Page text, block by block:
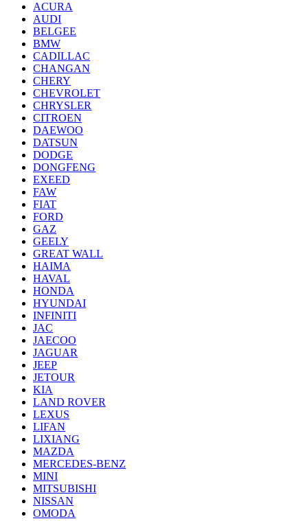
ACURA
AUDI
BELGEE
BMW
CADILLAC
CHANGAN
CHERY
CHEVROLET
CHRYSLER
CITROEN
DAEWOO
DATSUN
DODGE
DONGFENG
EXEED
FAW
FIAT
FORD
GAZ
GEELY
GREAT WALL
HAIMA
HAVAL
HONDA
HYUNDAI
INFINITI
JAC
JAECOO
JAGUAR
JEEP
JETOUR
KIA
LAND ROVER
LEXUS
LIFAN
LIXIANG
MAZDA
MERCEDES-BENZ
MINI
MITSUBISHI
NISSAN
OMODA